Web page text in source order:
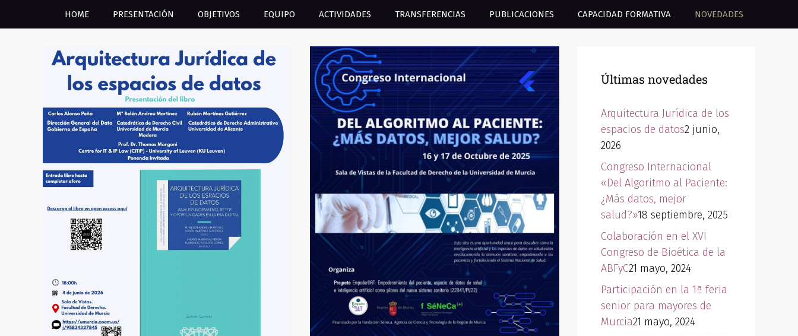
HOME PRESENTACIÓN OBJETIVOS EQUIPO ACTIVIDADES TRANSFERENCIAS PUBLICACIONES CAPACIDAD FORMATIVA NOVEDADES
Últimas novedades
Arquitectura Jurídica de los
espacios de datos2 junio,
2026
Congreso Internacional
«Del Algoritmo al Paciente:
¿Más datos, mejor
salud?»18 septiembre, 2025
Colaboración en el XVI
Congreso de Bioética de la
ABFyC21 mayo, 2024
Participación en la 1ª feria
senior para mayores de
Murcia21 mayo, 2024